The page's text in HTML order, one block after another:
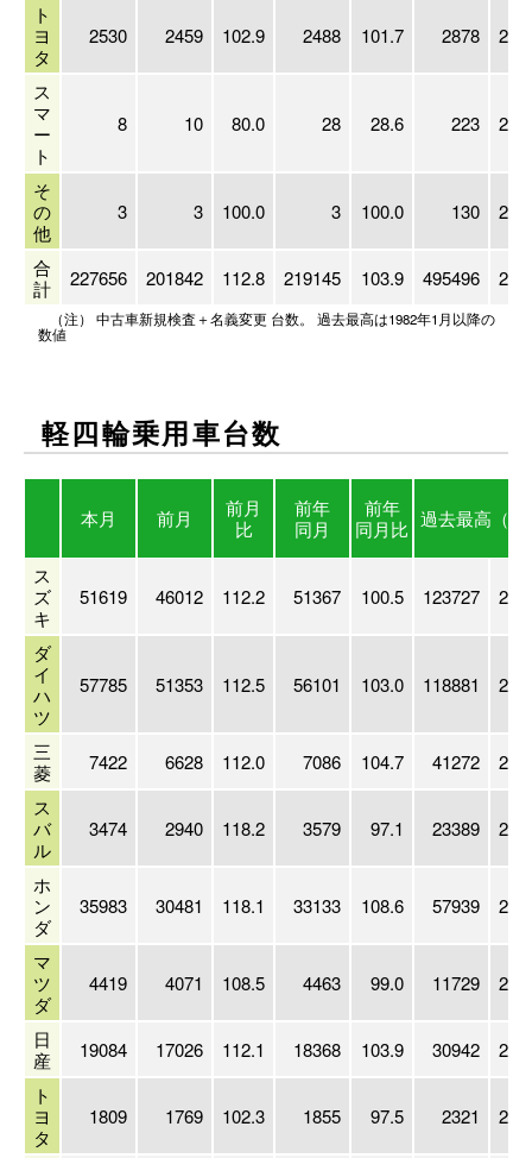
ト
ヨ
タ
2530 2459 102.9 2488 101.7 2878
ス
マ
ー
ト
8 10 80.0 28 28.6 223
そ
の
他
3 3 100.0 3 100.0 130
合
計
227656 201842 112.8 219145 103.9 495496
（注） 中古車新規検査＋名義変更 台数。 過去最高は1982年1月以降の
数値
軽四輪乗用車台数
本月 前月
前月
比
前年
同月
前年
同月比 過去最高 （
ス
ズ
キ
51619 46012 112.2 51367 100.5 123727
ダ
イ
ハ
ツ
57785 51353 112.5 56101 103.0 118881
三
菱
7422 6628 112.0 7086 104.7 41272
ス
バ
ル
3474 2940 118.2 3579 97.1 23389
ホ
ン
ダ
35983 30481 118.1 33133 108.6 57939
マ
ツ
ダ
4419 4071 108.5 4463 99.0 11729
日
産
19084 17026 112.1 18368 103.9 30942
ト
ヨ
タ
1809 1769 102.3 1855 97.5 2321